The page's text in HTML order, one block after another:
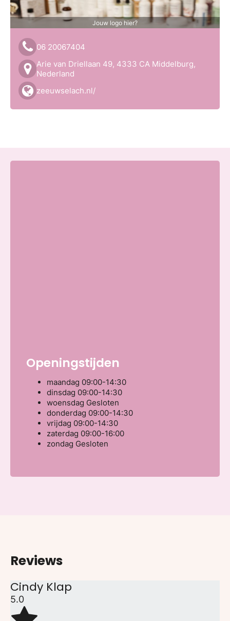
Jouw logo hier?
06 20067404
Arie van Driellaan 49, 4333 CA Middelburg,
Nederland
zeeuwselach.nl/
Openingstijden
maandag 09:00-14:30
dinsdag 09:00-14:30
woensdag Gesloten
donderdag 09:00-14:30
vrijdag 09:00-14:30
zaterdag 09:00-16:00
zondag Gesloten
Reviews
Cindy Klap
5.0